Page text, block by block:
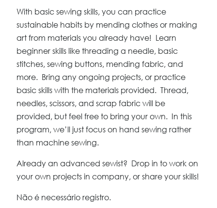
With basic sewing skills, you can practice
sustainable habits by mending clothes or making
art from materials you already have! Learn
beginner skills like threading a needle, basic
stitches, sewing buttons, mending fabric, and
more. Bring any ongoing projects, or practice
basic skills with the materials provided. Thread,
needles, scissors, and scrap fabric will be
provided, but feel free to bring your own. In this
program, we’ll just focus on hand sewing rather
than machine sewing.
Already an advanced sewist? Drop in to work on
your own projects in company, or share your skills!
Não é necessário registro.